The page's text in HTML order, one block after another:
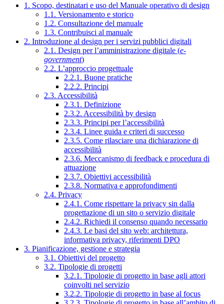
1. Scopo, destinatari e uso del Manuale operativo di design
1.1. Versionamento e storico
1.2. Consultazione del manuale
1.3. Contribuisci al manuale
2. Introduzione al design per i servizi pubblici digitali
2.1. Design per l’amministrazione digitale (e-
government)
2.2. L’approccio progettuale
2.2.1. Buone pratiche
2.2.2. Principi
2.3. Accessibilità
2.3.1. Definizione
2.3.2. Accessibilità by design
2.3.3. Principi per l’accessibilità
2.3.4. Linee guida e criteri di successo
2.3.5. Come rilasciare una dichiarazione di
accessibilità
2.3.6. Meccanismo di feedback e procedura di
attuazione
2.3.7. Obiettivi accessibilità
2.3.8. Normativa e approfondimenti
2.4. Privacy
2.4.1. Come rispettare la privacy sin dalla
progettazione di un sito o servizio digitale
2.4.2. Richiedi il consenso quando necessario
2.4.3. Le basi del sito web: architettura,
informativa privacy, riferimenti DPO
3. Pianificazione, gestione e strategia
3.1. Obiettivi del progetto
3.2. Tipologie di progetti
3.2.1. Tipologie di progetto in base agli attori
coinvolti nel servizio
3.2.2. Tipologie di progetto in base al focus